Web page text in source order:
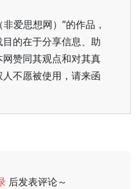
爱思想网）”的作品，
的在于分享信息、助
赞同其观点和对其真
不愿被使用，请来函
后发表评论～